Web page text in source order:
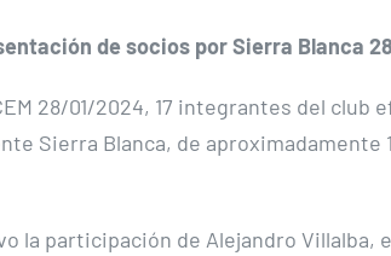
de socios por Sierra Blanca
28/01/2024, 17 integrantes del club
Sierra Blanca, de aproximadamente
la participación de Alejandro Villalba,